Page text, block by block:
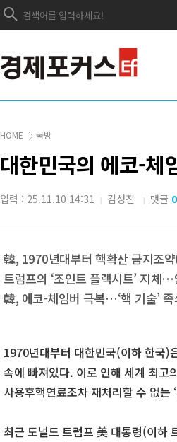
HOME 국방
대한민국의 에코-체
입력 : 25.11.10 14:31 | 김성진 | 댓글 0
韓, 1970년대부터 핵확산 금지조
트럼프의 ‘조인트 플랙시트’ 지체
韓, 에코-체임버 극복…‘핵 기술’
1970년대부터 대한민국(이하 한국)
속에 빠져있다. 이로 인해 세계 최고
사용후핵연료조차 재처리할 수 없는
최근 도널드 트럼프 美 대통령(이하